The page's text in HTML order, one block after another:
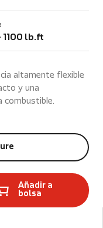
1100 lb.ft
altamente flexible
y una
combustible.
Añadir a
bolsa